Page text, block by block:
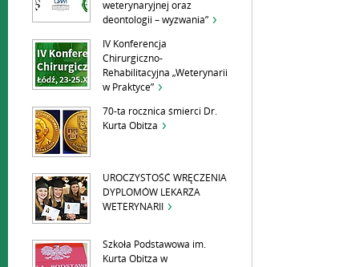
weterynaryjnej oraz
deontologii – wyzwania”
IV Konferencja
Chirurgiczno-
Rehabilitacyjna „Weterynarii
w Praktyce”
70-ta rocznica śmierci Dr.
Kurta Obitza
UROCZYSTOŚĆ WRĘCZENIA
DYPLOMÓW LEKARZA
WETERYNARII
Szkoła Podstawowa im.
Kurta Obitza w